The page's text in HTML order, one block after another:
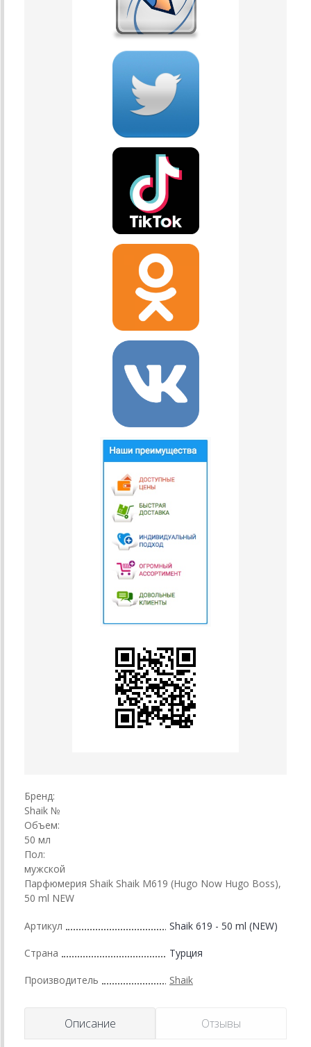
Бренд:
Shaik №
Объем:
50 мл
Пол:
мужской
Парфюмерия Shaik Shaik M619 (Hugo Now Hugo Boss),
50 ml NEW
Артикул Shaik 619 - 50 ml (NEW)
Страна Турция
Производитель Shaik
Описание Отзывы